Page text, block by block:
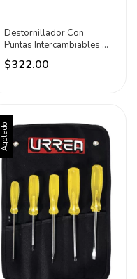
Destornillador Con
Puntas Intercambiables 5
En 1 Urrea
$322.00
Agotado